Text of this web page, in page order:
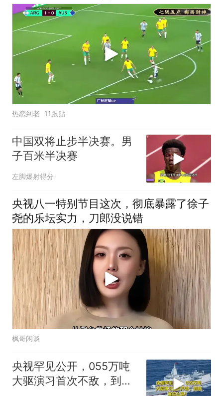
热恋到老 11跟贴
中国双将止步半决赛。男
子百米半决赛
左脚爆射得分
央视八一特别节目这次，彻底暴露了徐子
尧的乐坛实力，刀郎没说错
枫哥闲谈
央视罕见公开，055万吨
大驱演习首次不敌，到底